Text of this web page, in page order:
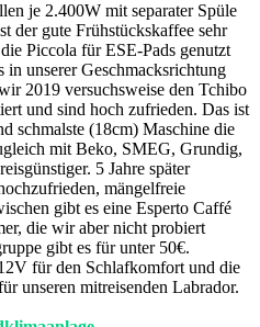
je 2.400W mit separater Spüle
der gute Frühstückskaffee sehr
Piccola für ESE-Pads genutzt
in unserer Geschmacksrichtung
2019 versuchsweise den Tchibo
und sind hoch zufrieden. Das ist
schmalste (18cm) Maschine die
mit Beko, SMEG, Grundig,
5 Jahre später
mängelfreie
gibt es eine Esperto Caffé
die wir aber nicht probiert
gibt es für unter 50€.
für den Schlafkomfort und die
unseren mitreisenden Labrador.